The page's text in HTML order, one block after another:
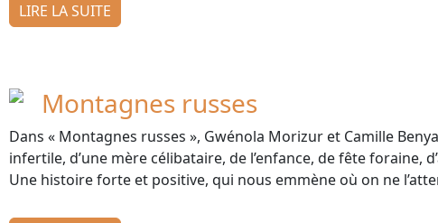
LIRE LA SUITE
Montagnes russes
Dans « Montagnes russes », Gwénola Morizur et Camille
infertile, d’une mère célibataire, de l’enfance, de fête foraine,
Une histoire forte et positive, qui nous emmène où on ne